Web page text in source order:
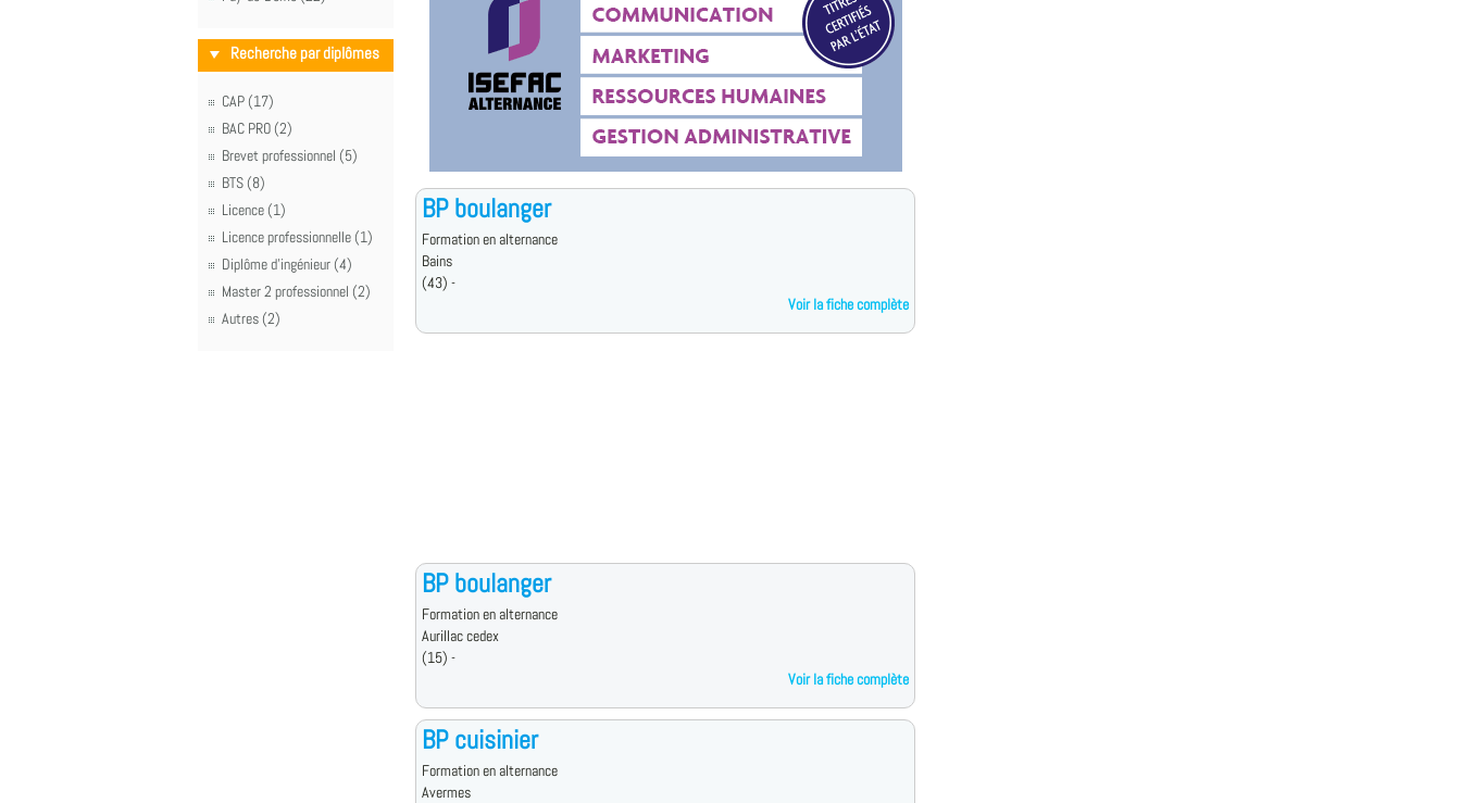
Recherche par diplômes
CAP (17)
BAC PRO (2)
Brevet professionnel (5)
BTS (8)
Licence (1)
Licence professionnelle (1)
Diplôme d'ingénieur (4)
Master 2 professionnel (2)
Autres (2)
BP boulanger
Formation en alternance
Bains
(43) -
Voir la fiche complète
BP boulanger
Formation en alternance
Aurillac cedex
(15) -
Voir la fiche complète
BP cuisinier
Formation en alternance
Avermes